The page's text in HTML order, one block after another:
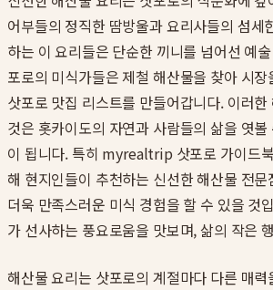
어부들의 정직한 땀방울과 요리사들의 섬세
하는 이 요리들은 단순한 끼니를 넘어선 예
포로의 미식가들은 제철 해산물을 찾아 시
삿포로 맛집 리스트를 만들어갑니다. 이러
것은 홋카이도의 자연과 사람들의 삶을 엿
이 됩니다. 특히 myrealtrip 삿포로 가이드
해 현지인들이 추천하는 신선한 해산물 전
더욱 만족스러운 미식 경험을 할 수 있을 것
가 선사하는 풍요로움을 맛보며, 삶의 작은
해산물 요리는 삿포로의 계절마다 다른 매